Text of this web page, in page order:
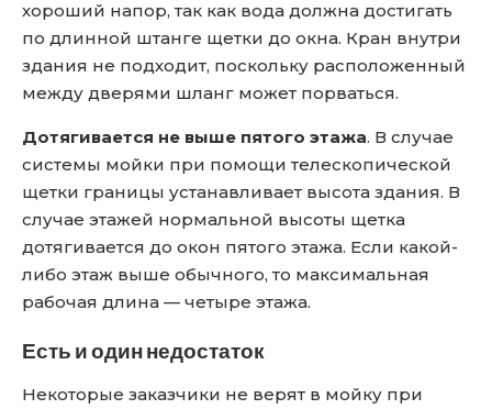
хороший напор, так как вода должна достигать
по длинной штанге щетки до окна. Кран внутри
здания не подходит, поскольку расположенный
между дверями шланг может порваться.
Дотягивается не выше пятого этажа. В случае
системы мойки при помощи телескопической
щетки границы устанавливает высота здания. В
случае этажей нормальной высоты щетка
дотягивается до окон пятого этажа. Если какой-
либо этаж выше обычного, то максимальная
рабочая длина — четыре этажа.
Есть и один недостаток
Некоторые заказчики не верят в мойку при